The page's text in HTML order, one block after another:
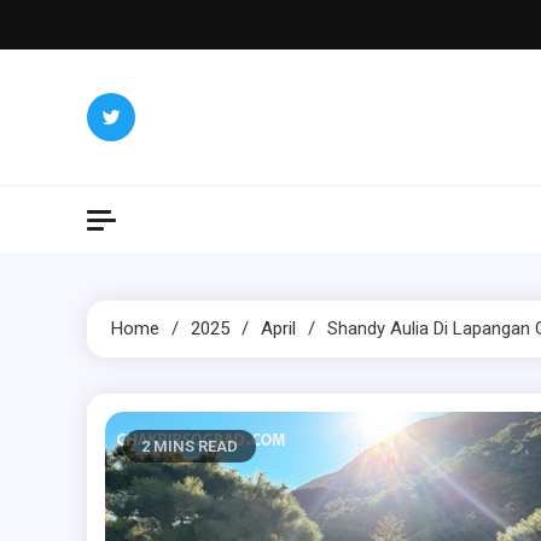
to
Home 2025 April Shandy Aulia Di
2 MINS READ